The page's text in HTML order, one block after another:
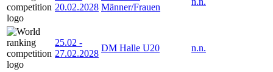
20.02.2028 Männer/Frauen
25.02 -
27.02.2028
DM Halle U20 n.n.